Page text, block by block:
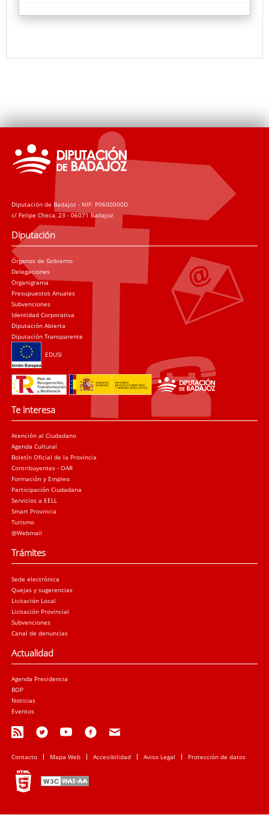
Diputación de Badajoz - NIF: P0600000D
c/ Felipe Checa, 23 - 06071 Badajoz
Diputación
Órganos de Gobierno
Delegaciones
Organigrama
Presupuestos Anuales
Subvenciones
Identidad Corporativa
Diputación Abierta
Diputación Transparente
EDUSI
Te interesa
Atención al Ciudadano
Agenda Cultural
Boletín Oficial de la Provincia
Contribuyentes - OAR
Formación y Empleo
Participación Ciudadana
Servicios a EELL
Smart Provincia
Turismo
@Webmail
Trámites
Sede electrónica
Quejas y sugerencias
Licitación Local
Licitación Provincial
Subvenciones
Canal de denuncias
Actualidad
Agenda Presidencia
BOP
Noticias
Eventos
Contacto Mapa Web Accesibilidad Aviso Legal Protección de datos